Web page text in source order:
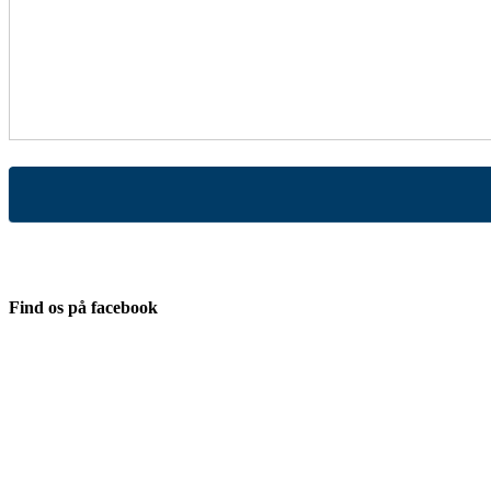
Find os på facebook